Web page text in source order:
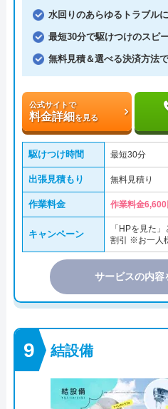
水回りのあらゆるトラブルに
最短30分で駆けつけのスピ
無料見積＆選べる決済方法
公式サイトで
料金詳細を見る
駆けつけ時間 最短30分
出張見積もり 無料見積り
作業料金 作業料金6,600
キャンペーン
「HPを見た
割引 ※お一人
サービスの内容
結設備